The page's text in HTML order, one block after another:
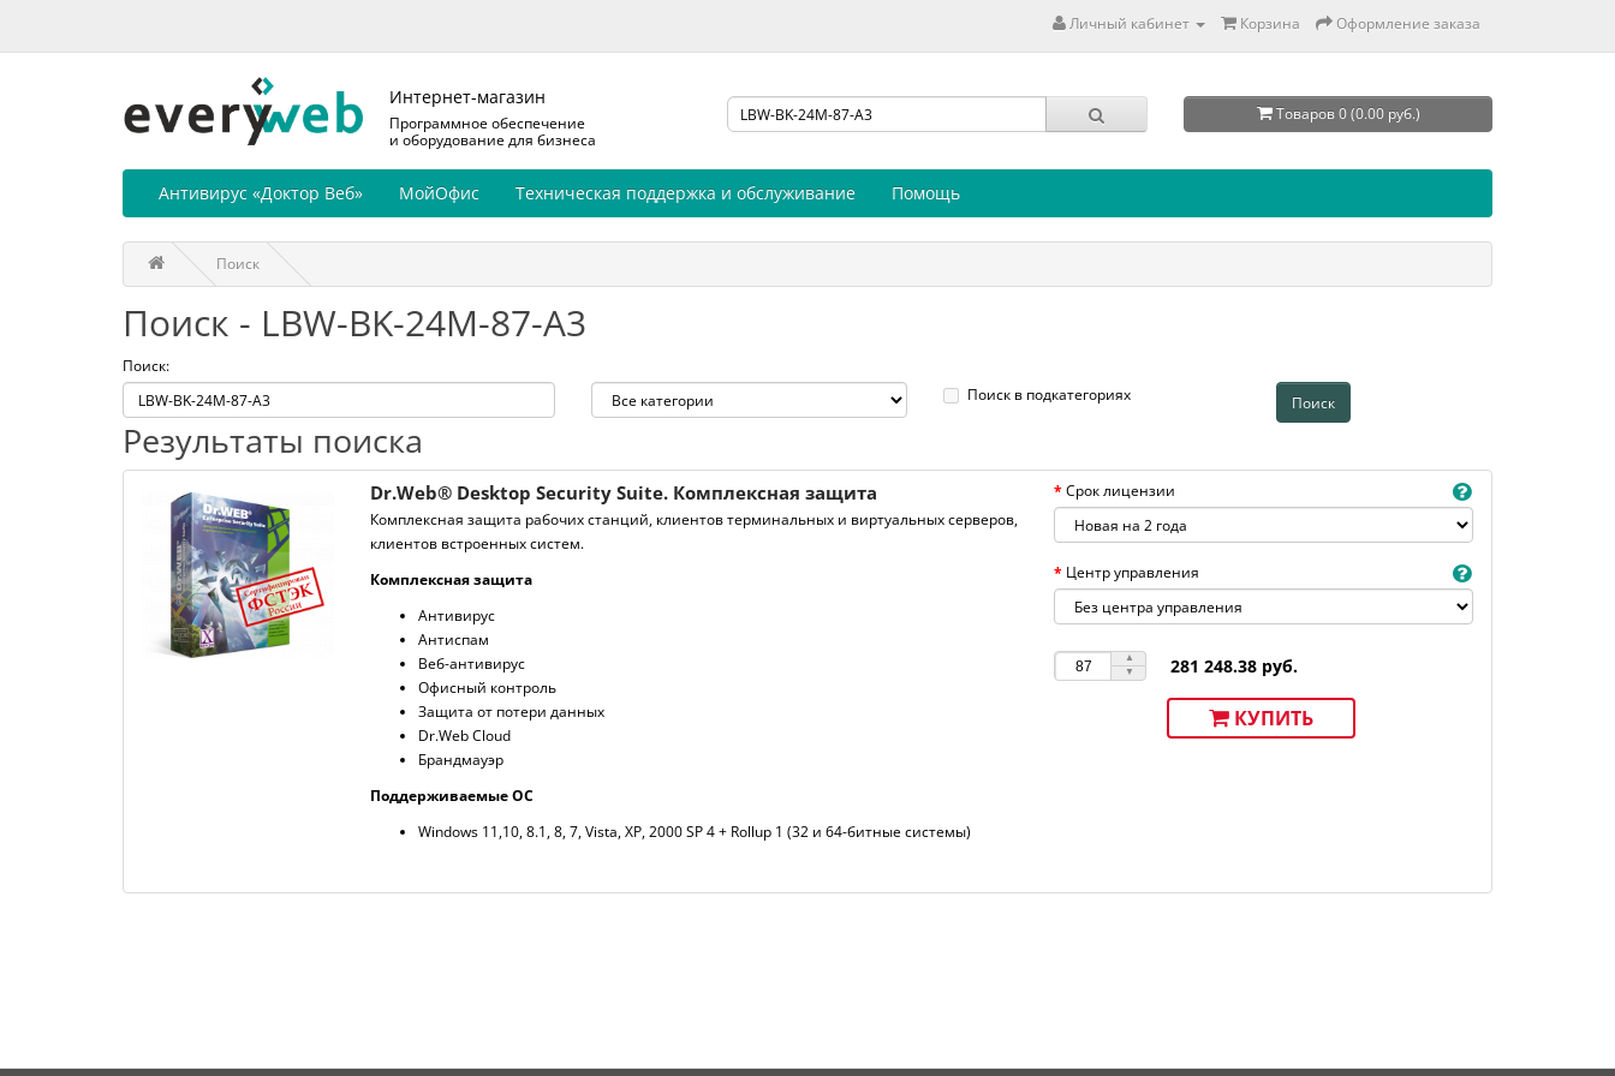
Личный кабинет Корзина Оформление заказа
Интернет-магазин
Программное обеспечение
и оборудование для бизнеса
Товаров 0 (0.00 руб.)
Антивирус «Доктор Веб» МойОфис Техническая поддержка и обслуживание Помощь
Поиск
Поиск - LBW-BK-24M-87-A3
Поиск:
Поиск в подкатегориях
Результаты поиска
Dr.Web® Desktop Security Suite. Комплексная защита
Комплексная защита рабочих станций, клиентов терминальных и виртуальных серверов,
клиентов встроенных систем.
Комплексная защита
Антивирус
Антиспам
Веб-антивирус
Офисный контроль
Защита от потери данных
Dr.Web Cloud
Брандмауэр
Поддерживаемые ОС
Windows 11,10, 8.1, 8, 7, Vista, XP, 2000 SP 4 + Rollup 1 (32 и 64-битные системы)
Срок лицензии
Центр управления
281 248.38 руб.
КУПИТЬ